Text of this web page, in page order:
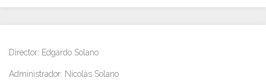
Director: Edgardo Solano
Administrador: Nicolás Solano